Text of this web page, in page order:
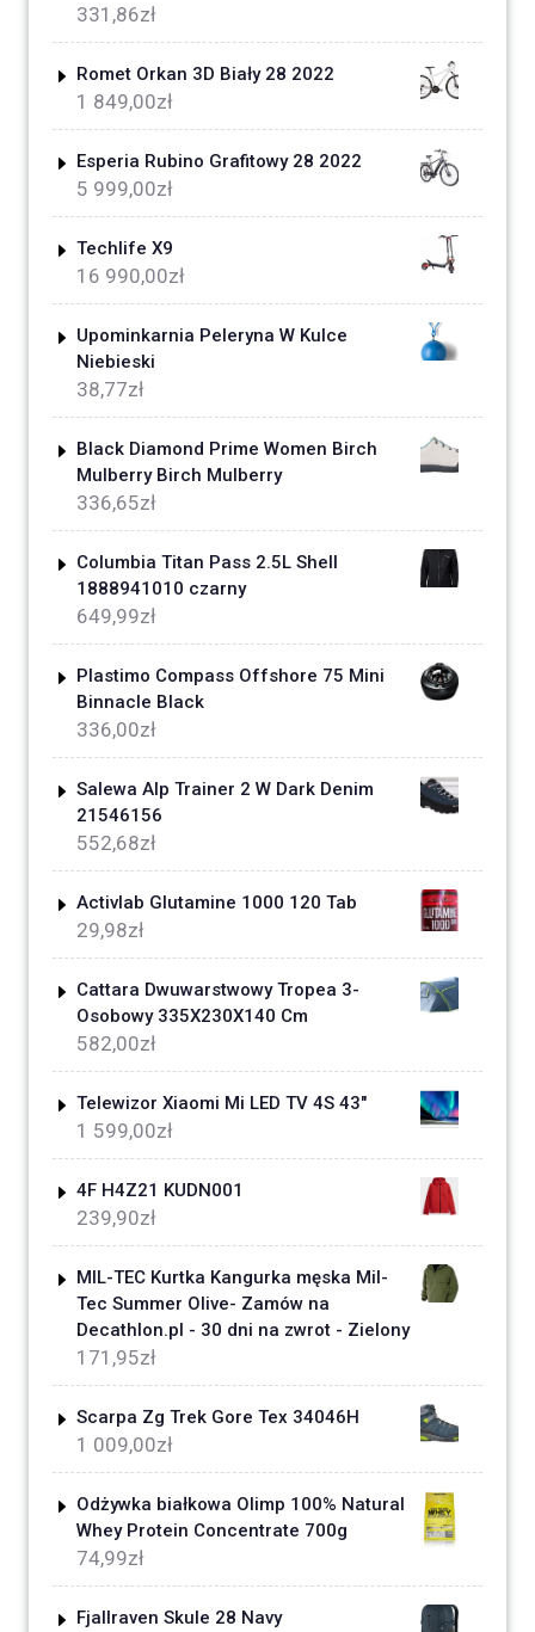
331,86zł
Romet Orkan 3D Biały 28 2022
1 849,00zł
Esperia Rubino Grafitowy 28 2022
5 999,00zł
Techlife X9
16 990,00zł
Upominkarnia Peleryna W Kulce
Niebieski
38,77zł
Black Diamond Prime Women Birch
Mulberry Birch Mulberry
336,65zł
Columbia Titan Pass 2.5L Shell
1888941010 czarny
649,99zł
Plastimo Compass Offshore 75 Mini
Binnacle Black
336,00zł
Salewa Alp Trainer 2 W Dark Denim
21546156
552,68zł
Activlab Glutamine 1000 120 Tab
29,98zł
Cattara Dwuwarstwowy Tropea 3-
Osobowy 335X230X140 Cm
582,00zł
Telewizor Xiaomi Mi LED TV 4S 43"
1 599,00zł
4F H4Z21 KUDN001
239,90zł
MIL-TEC Kurtka Kangurka męska Mil-
Tec Summer Olive- Zamów na
Decathlon.pl - 30 dni na zwrot - Zielony
171,95zł
Scarpa Zg Trek Gore Tex 34046H
1 009,00zł
Odżywka białkowa Olimp 100% Natural
Whey Protein Concentrate 700g
74,99zł
Fjallraven Skule 28 Navy